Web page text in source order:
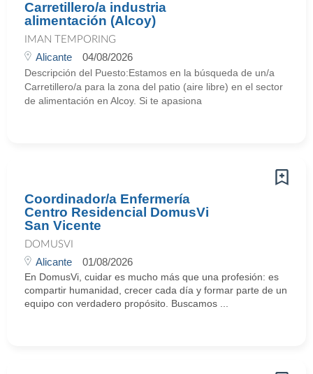
Carretillero/a industria
alimentación (Alcoy)
IMAN TEMPORING
Alicante 04/08/2026
Descripción del Puesto:Estamos en la búsqueda de un/a
Carretillero/a para la zona del patio (aire libre) en el sector
de alimentación en Alcoy. Si te apasiona
Coordinador/a Enfermería
Centro Residencial DomusVi
San Vicente
DOMUSVI
Alicante 01/08/2026
En DomusVi, cuidar es mucho más que una profesión: es
compartir humanidad, crecer cada día y formar parte de un
equipo con verdadero propósito. Buscamos ...